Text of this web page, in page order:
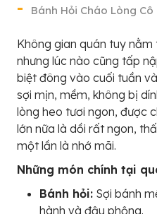
Bánh Hỏi Cháo Lòng Cô
Không gian quán tuy
nhưng lúc nào cũng tấp
biệt đông vào cuối tuần
sợi mịn, mềm, không bị
lòng heo tươi ngon, được
lớn nữa là dồi rất ngon,
một lần là nhớ mãi.
Những món chính tại
Bánh hỏi: Sợi bánh
hành và đậu phộng.